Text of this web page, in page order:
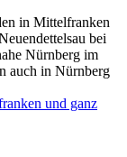
in Mittelfranken
bei
Nürnberg im
auch in Nürnberg